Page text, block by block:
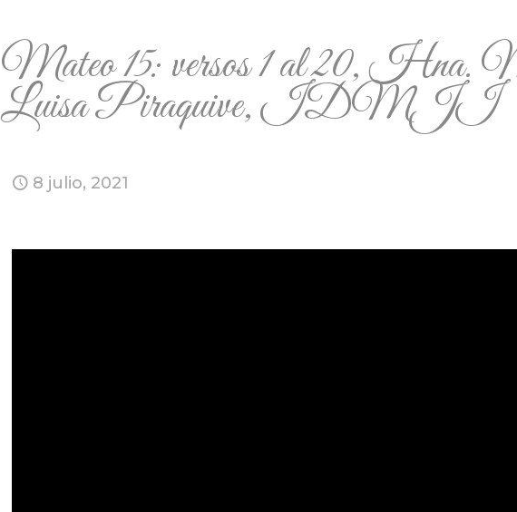
Mateo 15: versos 1 al 20, Hna.
Luisa Piraquive, IDMJI
8 julio, 2021